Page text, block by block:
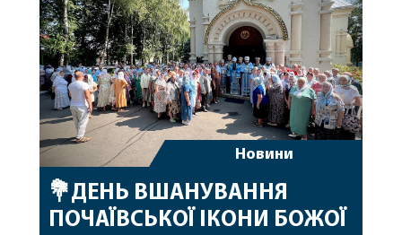
Новини
💐ДЕНЬ ВШАНУВАННЯ
ПОЧАЇВСЬКОЇ ІКОНИ БОЖОЇ